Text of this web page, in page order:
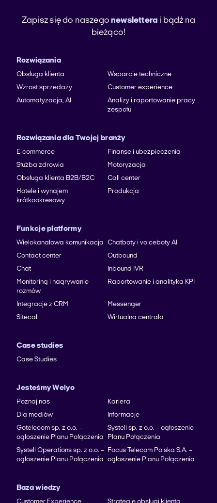
Zapisz się do naszegonewslettera i bądź na
bieżąco!
Rozwiązania
Obsługa klienta
Wsparcie techniczne
Wzrost sprzedaży
Customer experience
Automatyzacja, AI
Analizy i raportowanie pracy
zespołu
Rozwiązania dla Twojej branży
E-commerce
Finanse i ubezpieczenia
Służba zdrowia
Motoryzacja
Obsługa klienta B2B/B2C
Call center
Hotele i wynajem
krótkookresowy
Produkcja
Funkcje platformy
Wielokanałowa komunikacja Chatboty i voiceboty AI
Contact center
Outbound
Chat
Inbound IVR
Monitoring i nagrywanie
rozmów
Raportowanie i analityka KPI
Integracje z CRM
Messenger
Sitecall
Wirtualna centrala
Case studies
Case Studies
Jesteśmy Welyo
Poznaj nas
Kariera
Dla mediów
Informacje
Gotelecom sp. z o.o. –
ogłoszenie Planu Połączenia
Systell sp. z o.o. – ogłoszenie
Planu Połączenia
Systell Operations sp. z o.o. –
ogłoszenie Planu Połączenia
Focus Telecom Polska S.A. –
ogłoszenie Planu Połączenia
Baza wiedzy